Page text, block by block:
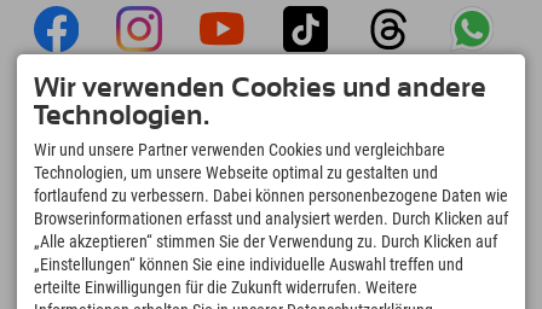
Explorer App
Upload Deiner #ExplorerMoments, Mein
Explorer To Go mit Buchungsübersicht,
Bucketlist, Restaurantübersicht uvm. Jetzt
downloaden!
Zeit für Explorer Moments
166 4.634km
Wir verwenden Cookies und andere
Technologien.
Wir und unsere Partner verwenden Cookies und vergleichbare
Technologien, um unsere Webseite optimal zu gestalten und
fortlaufend zu verbessern. Dabei können personenbezogene Daten wie
Browserinformationen erfasst und analysiert werden. Durch Klicken auf
„Alle akzeptieren“ stimmen Sie der Verwendung zu. Durch Klicken auf
„Einstellungen“ können Sie eine individuelle Auswahl treffen und
erteilte Einwilligungen für die Zukunft widerrufen. Weitere